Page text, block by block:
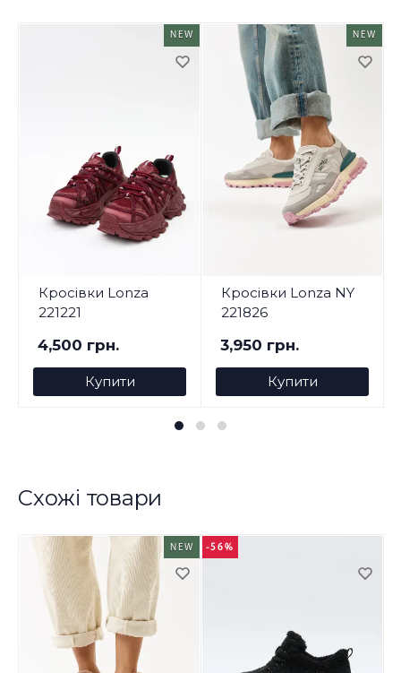
NEW
Кросівки Lonza
221221
4,500 грн.
Купити
NEW
Кросівки Lonza NY
221826
3,950 грн.
Купити
Схожі товари
NEW -56%